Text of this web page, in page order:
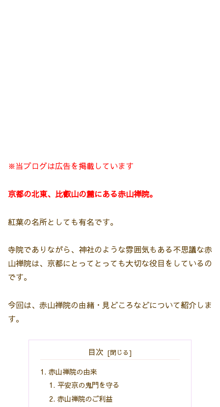
※当ブログは広告を掲載しています
京都の北東、比叡山の麓にある赤山禅院。
紅葉の名所としても有名です。
寺院でありながら、神社のような雰囲気もある不思議な赤
山禅院は、京都にとってとっても大切な役目をしているの
です。
今回は、赤山禅院の由緒・見どころなどについて紹介しま
す。
目次
赤山禅院の由来
平安京の鬼門を守る
赤山禅院のご利益